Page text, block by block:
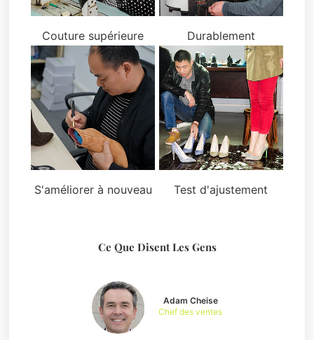
Couture supérieure Durablement
S'améliorer à nouveau Test d'ajustement
Ce Que Disent Les Gens
Adam Cheise
Chef des ventes